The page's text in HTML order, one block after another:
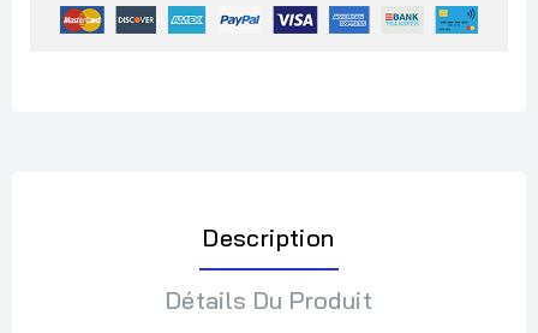
Description
Détails Du Produit